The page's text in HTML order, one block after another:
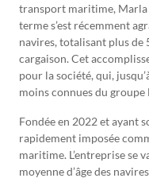
transport maritime, Marla
terme s’est récemment
navires, totalisant plus de
cargaison. Cet
pour la société, qui,
moins connues du groupe
Fondée en 2022 et ayant
rapidement imposée
maritime. L’entreprise se
moyenne d’âge des